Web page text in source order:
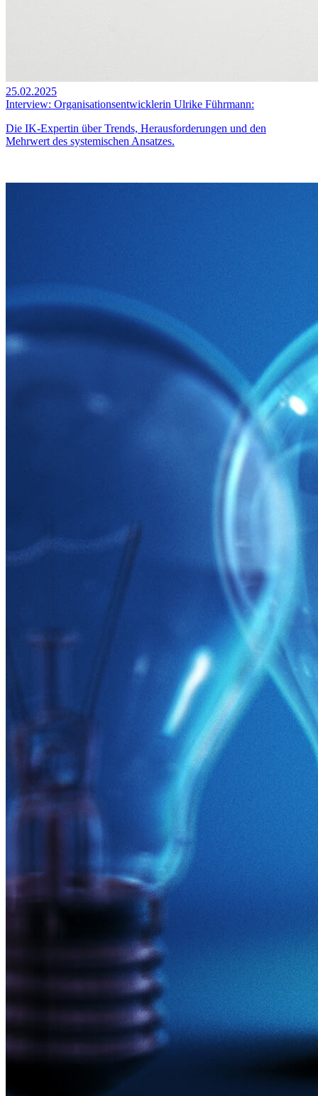
25.02.2025
Interview: Organisationsentwicklerin Ulrike Führmann:
Die IK-Expertin über Trends, Herausforderungen und den
Mehrwert des systemischen Ansatzes.